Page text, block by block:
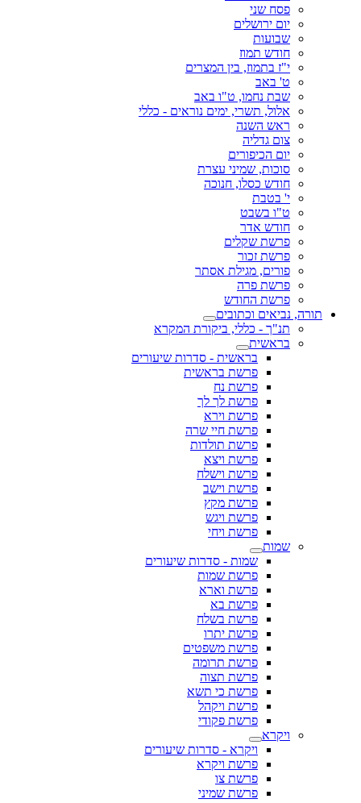
פסח שני
יום ירושלים
שבועות
חודש תמוז
י"ז בתמוז, בין המצרים
ט' באב
שבת נחמו, ט"ו באב
אלול, תשרי, ימים נוראים - כללי
ראש השנה
צום גדליה
יום הכיפורים
סוכות, שמיני עצרת
חודש כסלו, חנוכה
י' בטבת
ט"ו בשבט
חודש אדר
פרשת שקלים
פרשת זכור
פורים, מגילת אסתר
פרשת פרה
פרשת החודש
תורה, נביאים וכתובים
תנ"ך - כללי, ביקורת המקרא
בראשית
בראשית - סדרות שיעורים
פרשת בראשית
פרשת נח
פרשת לך לך
פרשת וירא
פרשת חיי שרה
פרשת תולדות
פרשת ויצא
פרשת וישלח
פרשת וישב
פרשת מקץ
פרשת ויגש
פרשת ויחי
שמות
שמות - סדרות שיעורים
פרשת שמות
פרשת וארא
פרשת בא
פרשת בשלח
פרשת יתרו
פרשת משפטים
פרשת תרומה
פרשת תצוה
פרשת כי תשא
פרשת ויקהל
פרשת פקודי
ויקרא
ויקרא - סדרות שיעורים
פרשת ויקרא
פרשת צו
פרשת שמיני